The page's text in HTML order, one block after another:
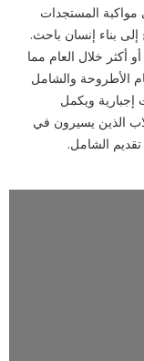
مواكبة المستجدات
إلى بناء إنسان باحث.
أكثر خلال العام مما
بين نظام الأطروحة والشامل
إجبارية ويكمل
الذين يسيرون في
الشامل.